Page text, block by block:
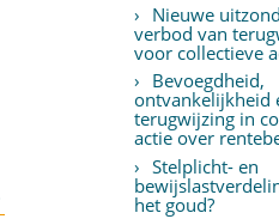
Nieuwe
verbod van
voor collectieve
Bevoegdheid,
ontvankelijkheid
terugwijzing in
actie over
Stelplicht- en
het goud?